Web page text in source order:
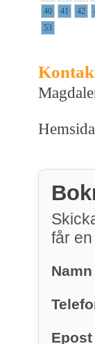
40
41 42
53
får
Namn
Epost